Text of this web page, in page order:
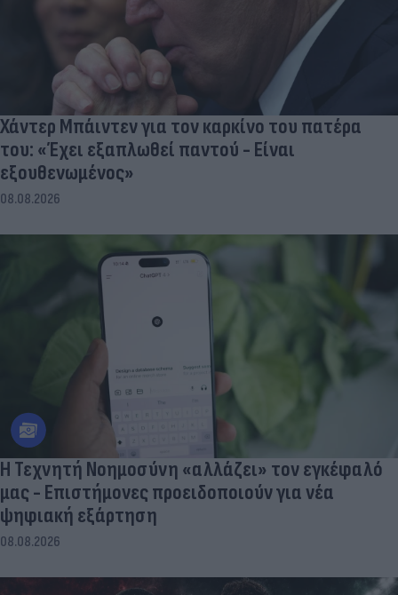
Χάντερ Μπάιντεν για τον καρκίνο του πατέρα
του: «Έχει εξαπλωθεί παντού - Είναι
εξουθενωμένος»
08.08.2026
Η Τεχνητή Νοημοσύνη «αλλάζει» τον εγκέφαλό
μας - Eπιστήμονες προειδοποιούν για νέα
ψηφιακή εξάρτηση
08.08.2026